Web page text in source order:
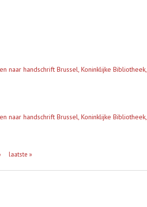
naar handschrift Brussel, Koninklijke Bibliotheek,
naar handschrift Brussel, Koninklijke Bibliotheek,
laatste »